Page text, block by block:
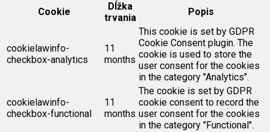
Cookie
Dĺžka
trvania
Popis
cookielawinfo-
checkbox-analytics
11
months
This cookie is set by GDPR
Cookie Consent plugin. The
cookie is used to store the
user consent for the cookies
in the category "Analytics".
cookielawinfo-
checkbox-functional
11
months
The cookie is set by GDPR
cookie consent to record the
user consent for the cookies
in the category "Functional".